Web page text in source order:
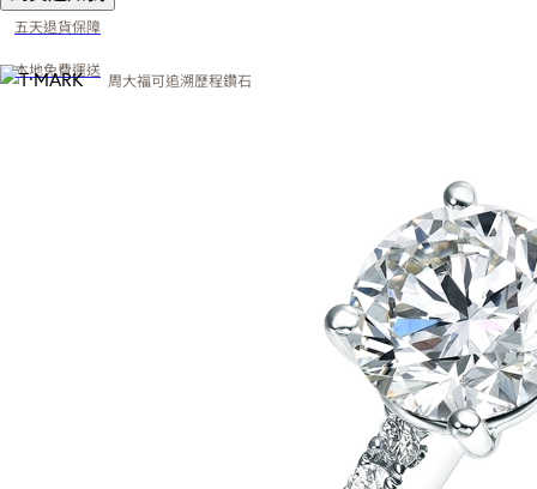
五天退貨保障
本地免費運送
周大福可追溯歷程鑽石